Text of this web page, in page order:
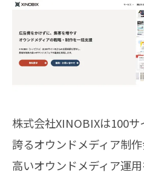
株式会社XINOBIXは100
誇るオウンドメディア制
高いオウンドメディア運用